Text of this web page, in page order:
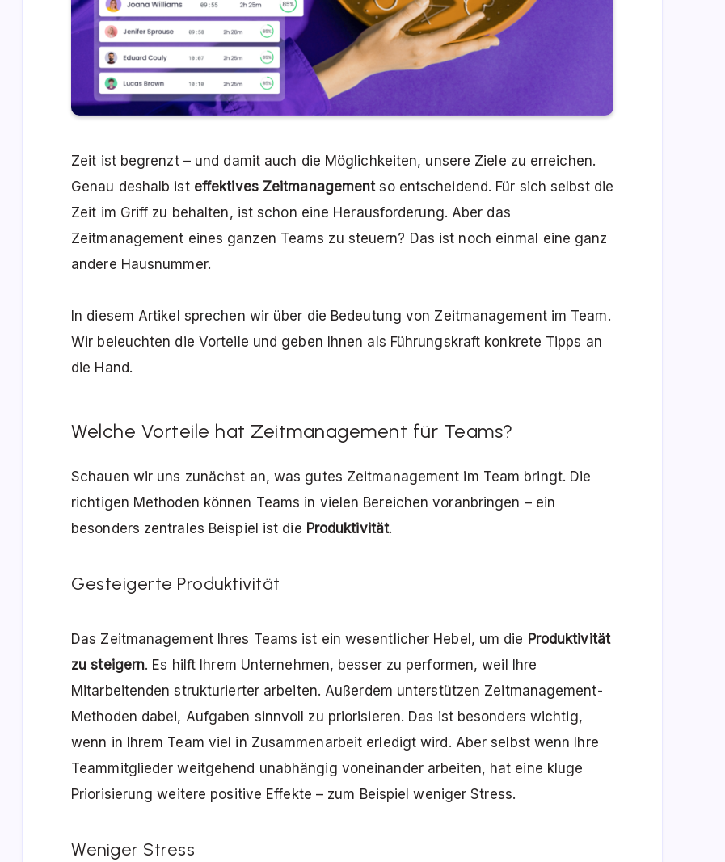
Zeit ist begrenzt – und damit auch die Möglichkeiten, unsere Ziele zu erreichen.
Genau deshalb ist effektives Zeitmanagementso entscheidend. Für sich selbst die
Zeit im Griff zu behalten, ist schon eine Herausforderung. Aber das
Zeitmanagement eines ganzen Teams zu steuern? Das ist noch einmal eine ganz
andere Hausnummer.
In diesem Artikel sprechen wir über die Bedeutung von Zeitmanagement im Team.
Wir beleuchten die Vorteile und geben Ihnen als Führungskraft konkrete Tipps an
die Hand.
Welche Vorteile hat Zeitmanagement für Teams?
Schauen wir uns zunächst an, was gutes Zeitmanagement im Team bringt. Die
richtigen Methoden können Teams in vielen Bereichen voranbringen – ein
besonders zentrales Beispiel ist die Produktivität.
Gesteigerte Produktivität
Das Zeitmanagement Ihres Teams ist ein wesentlicher Hebel, um die Produktivität
zu steigern. Es hilft Ihrem Unternehmen, besser zu performen, weil Ihre
Mitarbeitenden strukturierter arbeiten. Außerdem unterstützen Zeitmanagement-
Methoden dabei, Aufgaben sinnvoll zu priorisieren. Das ist besonders wichtig,
wenn in Ihrem Team viel in Zusammenarbeit erledigt wird. Aber selbst wenn Ihre
Teammitglieder weitgehend unabhängig voneinander arbeiten, hat eine kluge
Priorisierung weitere positive Effekte – zum Beispiel weniger Stress.
Weniger Stress